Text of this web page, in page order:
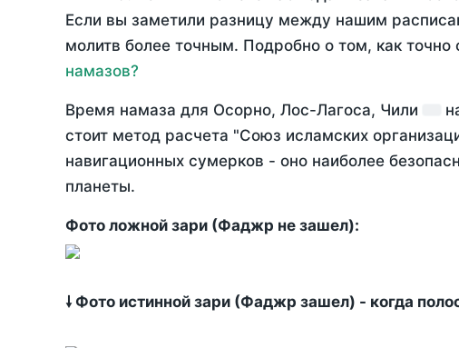
Если вы заметили разницу между нашим
молитв более точным. Подробно о том, как
намазов?
Время намаза для Осорно, Лос-Лагоса, Чили
стоит метод расчета "Союз исламских
навигационных сумерков - оно наиболее
планеты.
Фото ложной зари (Фаджр не зашел):
🠗 Фото истинной зари (Фаджр зашел) - когда